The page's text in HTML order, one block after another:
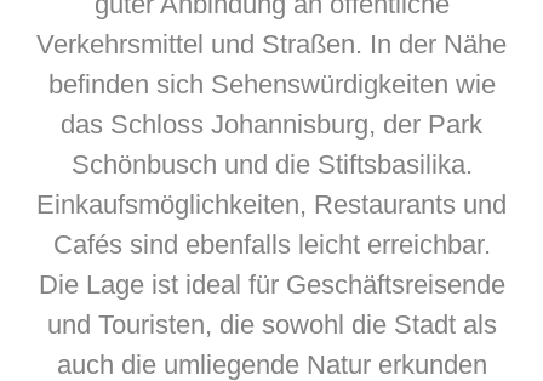
Verkehrsmittel und Straßen. In der Nähe
befinden sich Sehenswürdigkeiten wie
das Schloss Johannisburg, der Park
Schönbusch und die Stiftsbasilika.
Einkaufsmöglichkeiten, Restaurants und
Cafés sind ebenfalls leicht erreichbar.
Die Lage ist ideal für Geschäftsreisende
und Touristen, die sowohl die Stadt als
auch die umliegende Natur erkunden